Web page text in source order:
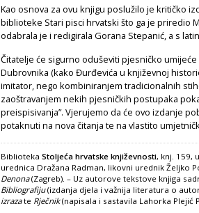
Kao osnova za ovu knjigu poslužilo je kritičko
biblioteke Stari pisci hrvatski što ga je priredio
odabrala je i redigirala Gorana Stepanić, a s
Čitatelje će sigurno oduševiti pjesničko
Dubrovnika (kako Đurđevića u književnoj
imitator, nego kombiniranjem tradicionalnih
zaoštravanjem nekih pjesničkih postupaka
preispisivanja”. Vjerujemo da će ovo izdanje
potaknuti na nova čitanja te na vlastito
Biblioteka Stoljeća hrvatske književnosti, knj. 159,
urednica Dražana Radman, likovni urednik Željko
Denona(Zagreb). – Uz autorove tekstove knjiga
Bibliografiju(izdanja djela i važnija literatura o
izrazate Rječnik(napisala i sastavila Lahorka Plejić